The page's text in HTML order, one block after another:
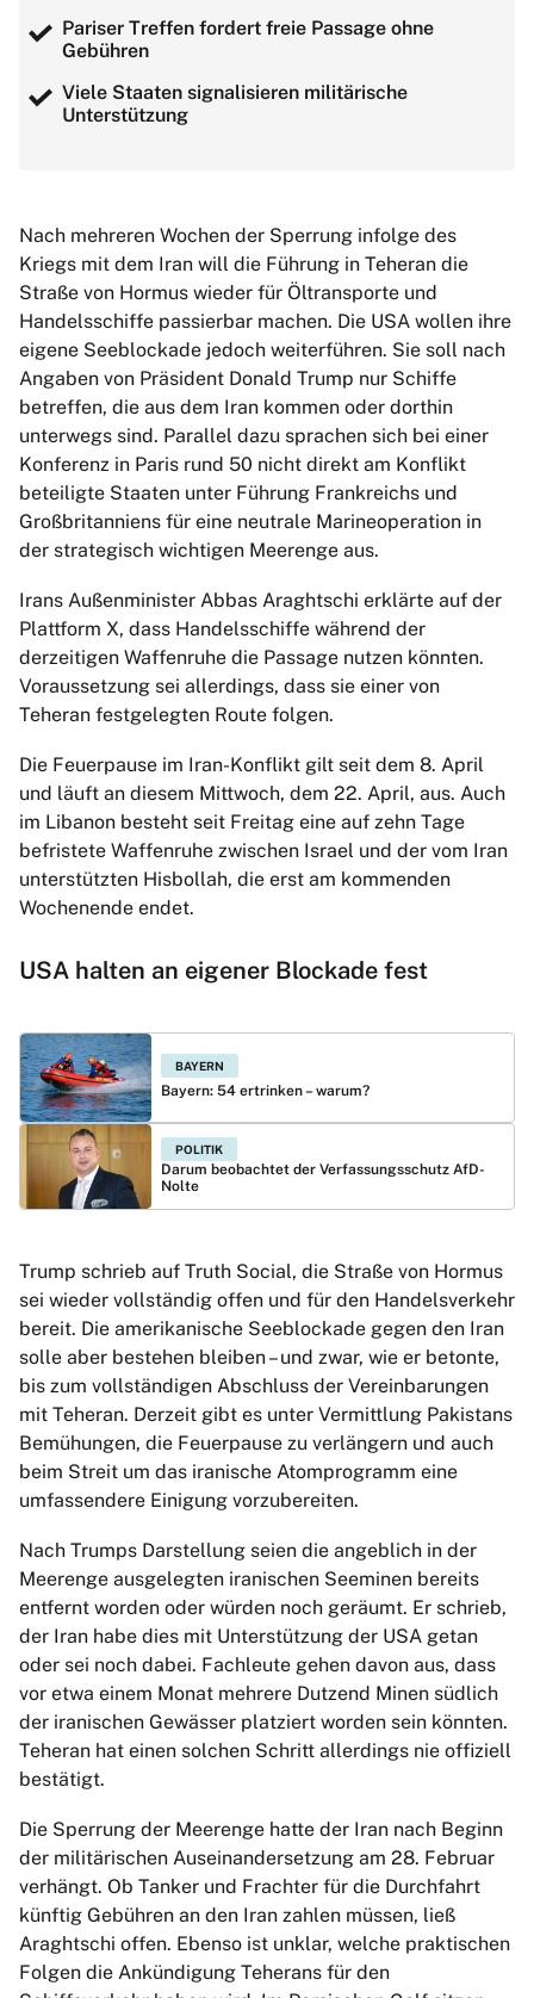
Pariser Treffen fordert freie Passage ohne
Gebühren
Viele Staaten signalisieren militärische
Unterstützung
Nach mehreren Wochen der Sperrung infolge des
Kriegs mit dem Iran will die Führung in Teheran die
Straße von Hormus wieder für Öltransporte und
Handelsschiffe passierbar machen. Die USA wollen ihre
eigene Seeblockade jedoch weiterführen. Sie soll nach
Angaben von Präsident Donald Trump nur Schiffe
betreffen, die aus dem Iran kommen oder dorthin
unterwegs sind. Parallel dazu sprachen sich bei einer
Konferenz in Paris rund 50 nicht direkt am Konflikt
beteiligte Staaten unter Führung Frankreichs und
Großbritanniens für eine neutrale Marineoperation in
der strategisch wichtigen Meerenge aus.
Irans Außenminister Abbas Araghtschi erklärte auf der
Plattform X, dass Handelsschiffe während der
derzeitigen Waffenruhe die Passage nutzen könnten.
Voraussetzung sei allerdings, dass sie einer von
Teheran festgelegten Route folgen.
Die Feuerpause im Iran-Konflikt gilt seit dem 8. April
und läuft an diesem Mittwoch, dem 22. April, aus. Auch
im Libanon besteht seit Freitag eine auf zehn Tage
befristete Waffenruhe zwischen Israel und der vom Iran
unterstützten Hisbollah, die erst am kommenden
Wochenende endet.
USA halten an eigener Blockade fest
BAYERN
Bayern: 54 ertrinken – warum?
POLITIK
Darum beobachtet der Verfassungsschutz AfD-
Nolte
Trump schrieb auf Truth Social, die Straße von Hormus
sei wieder vollständig offen und für den Handelsverkehr
bereit. Die amerikanische Seeblockade gegen den Iran
solle aber bestehen bleiben – und zwar, wie er betonte,
bis zum vollständigen Abschluss der Vereinbarungen
mit Teheran. Derzeit gibt es unter Vermittlung Pakistans
Bemühungen, die Feuerpause zu verlängern und auch
beim Streit um das iranische Atomprogramm eine
umfassendere Einigung vorzubereiten.
Nach Trumps Darstellung seien die angeblich in der
Meerenge ausgelegten iranischen Seeminen bereits
entfernt worden oder würden noch geräumt. Er schrieb,
der Iran habe dies mit Unterstützung der USA getan
oder sei noch dabei. Fachleute gehen davon aus, dass
vor etwa einem Monat mehrere Dutzend Minen südlich
der iranischen Gewässer platziert worden sein könnten.
Teheran hat einen solchen Schritt allerdings nie offiziell
bestätigt.
Die Sperrung der Meerenge hatte der Iran nach Beginn
der militärischen Auseinandersetzung am 28. Februar
verhängt. Ob Tanker und Frachter für die Durchfahrt
künftig Gebühren an den Iran zahlen müssen, ließ
Araghtschi offen. Ebenso ist unklar, welche praktischen
Folgen die Ankündigung Teherans für den